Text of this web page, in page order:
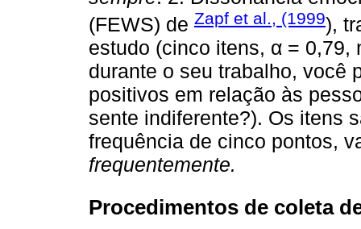
(FEWS) de Zapf et al., (1999),
estudo (cinco itens, α =
durante o seu trabalho, você
positivos em relação às
sente indiferente?). Os itens
frequência de cinco pontos,
frequentemente.
Procedimentos de coleta